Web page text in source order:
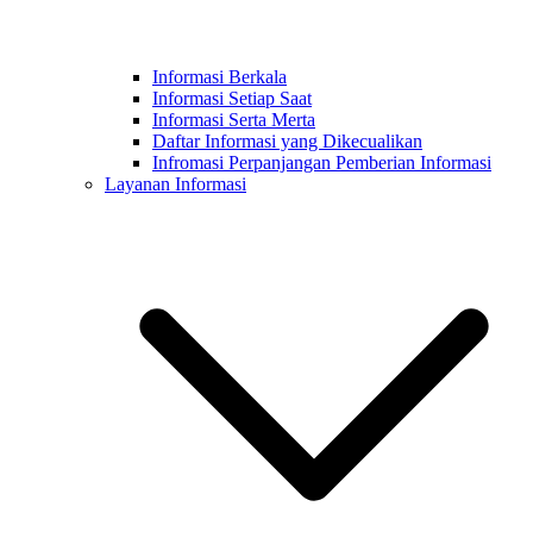
Informasi Berkala
Informasi Setiap Saat
Informasi Serta Merta
Daftar Informasi yang Dikecualikan
Infromasi Perpanjangan Pemberian Informasi
Layanan Informasi